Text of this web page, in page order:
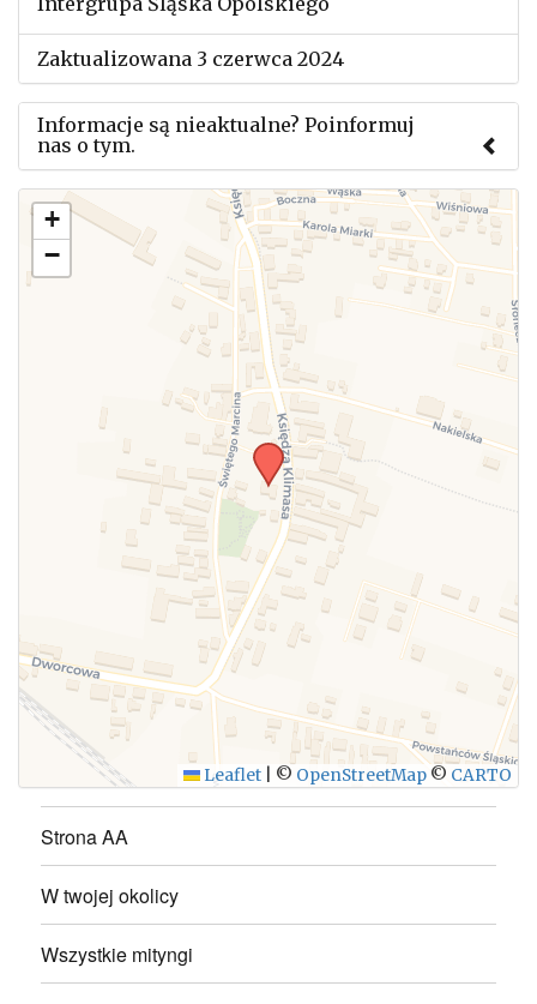
Zaktualizowana 3 czerwca 2024
Informacje są nieaktualne? Poinformuj
nas o tym.
Użyj tego formularza aby przesłać informację o
zmianach w powyższym mityngu.
+
−
Leaflet © OpenStreetMap © CARTO
Strona AA
W twojej okolicy
Wszystkie mityngi